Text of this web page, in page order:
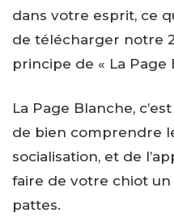
dans votre esprit, ce
de télécharger notre
principe de « La Page
La Page Blanche,
de bien comprendre
socialisation, et de
faire de votre chiot
pattes.